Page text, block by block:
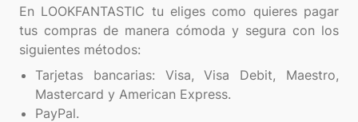
En LOOKFANTASTIC tu eliges como quieres pagar
tus compras de manera cómoda y segura con los
Tarjetas bancarias: Visa, Visa Debit, Maestro,
Mastercard y American Express.
PayPal.